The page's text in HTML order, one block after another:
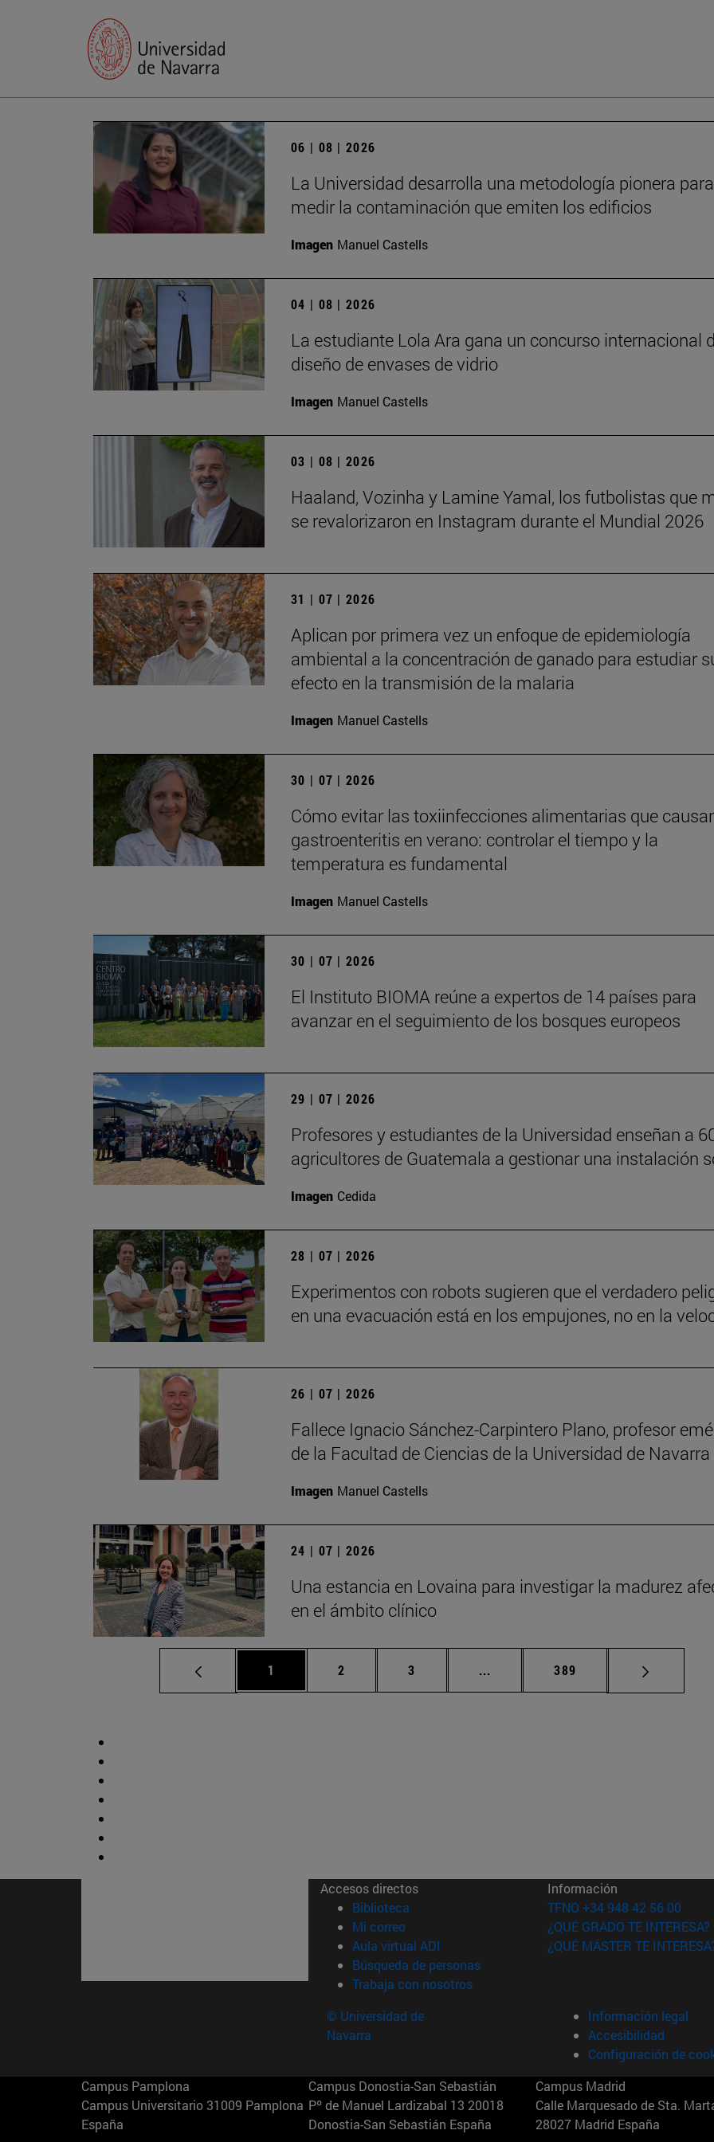
06 | 08 | 2026
La Universidad desarrolla una metodología pionera para
medir la contaminación que emiten los edificios
Imagen Manuel Castells
04 | 08 | 2026
La estudiante Lola Ara gana un concurso internacional
diseño de envases de vidrio
Imagen Manuel Castells
03 | 08 | 2026
Haaland, Vozinha y Lamine Yamal, los futbolistas que
se revalorizaron en Instagram durante el Mundial 2026
31 | 07 | 2026
Aplican por primera vez un enfoque de epidemiología
ambiental a la concentración de ganado para estudiar
efecto en la transmisión de la malaria
Imagen Manuel Castells
30 | 07 | 2026
Cómo evitar las toxiinfecciones alimentarias que
gastroenteritis en verano: controlar el tiempo y la
temperatura es fundamental
Imagen Manuel Castells
30 | 07 | 2026
El Instituto BIOMA reúne a expertos de 14 países para
avanzar en el seguimiento de los bosques europeos
29 | 07 | 2026
Profesores y estudiantes de la Universidad enseñan a
agricultores de Guatemala a gestionar una instalación
Imagen Cedida
28 | 07 | 2026
Experimentos con robots sugieren que el verdadero
en una evacuación está en los empujones, no en la
26 | 07 | 2026
Fallece Ignacio Sánchez-Carpintero Plano, profesor
de la Facultad de Ciencias de la Universidad de Navarra
Imagen Manuel Castells
24 | 07 | 2026
Una estancia en Lovaina para investigar la madurez
en el ámbito clínico
Página
1 Página
2 Página
3 ... Páginas intermedias Use TAB para
Página
389
Accesos directos
Biblioteca (abre en nueva ventana)
Mi correo(abre en nueva ventana)
Aula virtual ADI (abre en nueva ventana)
Búsqueda de personas(abre en nueva ventana)
Trabaja con nosotros(abre en nueva ventana)
Información
TFNO +34 948 42 56 00
¿QUÉ GRADO TE INTERESA?
¿QUÉ MÁSTER TE
© Universidad de
Navarra
Información legal
Accesibilidad
Configuración de
Campus Pamplona
Campus Universitario 31009 Pamplona
España
Campus Donostia-San Sebastián
Pº de Manuel Lardizabal 13 20018
Donostia-San Sebastián España
Campus Madrid
Calle Marquesado de Sta.
28027 Madrid España